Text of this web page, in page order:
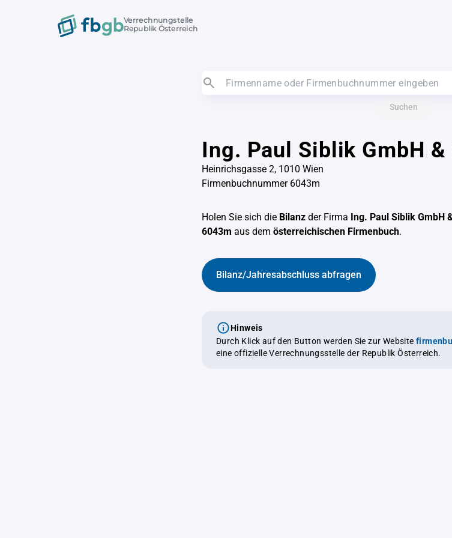
Verrechnungstelle
Republik Österreich
Suchen
Ing. Paul Siblik GmbH &
Heinrichsgasse 2, 1010 Wien
Firmenbuchnummer 6043m
Holen Sie sich die Bilanz der Firma Ing. Paul Siblik GmbH
6043m aus dem österreichischen Firmenbuch.
Bilanz/Jahresabschluss abfragen
Hinweis
Durch Klick auf den Button werden Sie zur Website
eine offizielle Verrechnungsstelle der Republik Österreich.